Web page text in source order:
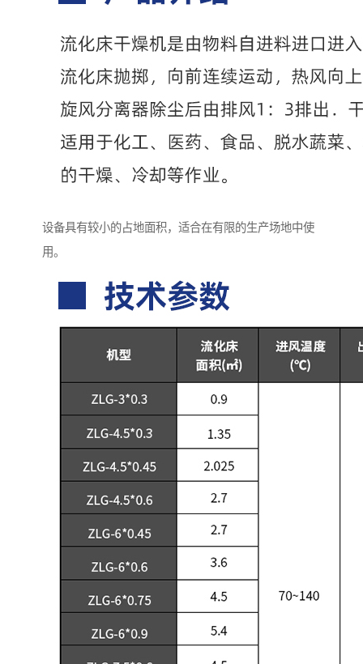
设备具有较小的占地面积，适合在有限的生产场地中使
用。